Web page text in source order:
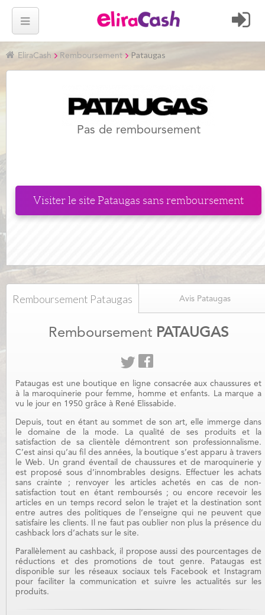
EliraCash Remboursement Pataugas
Pas de remboursement
Visiter le site Pataugas sans remboursement
Remboursement Pataugas Avis Pataugas
Remboursement PATAUGAS
Pataugas est une boutique en ligne consacrée aux chaussures et
à la maroquinerie pour femme, homme et enfants. La marque a
vu le jour en 1950 grâce à René Elissabide.
Depuis, tout en étant au sommet de son art, elle immerge dans
le domaine de la mode. La qualité de ses produits et la
satisfaction de sa clientèle démontrent son professionnalisme.
C’est ainsi qu’au fil des années, la boutique s’est apparu à travers
le Web. Un grand éventail de chaussures et de maroquinerie y
est proposé sous d’innombrables designs. Effectuer les achats
sans crainte ; renvoyer les articles achetés en cas de non-
satisfaction tout en étant remboursés ; ou encore recevoir les
articles en un temps record selon le trajet et la destination sont
entre autres des politiques de l’enseigne qui ne peuvent que
satisfaire les clients. Il ne faut pas oublier non plus la présence du
cashback lors d’achats sur le site.
Parallèlement au cashback, il propose aussi des pourcentages de
réductions et des promotions de tout genre. Pataugas est
disponible sur les réseaux sociaux tels Facebook et Instagram
pour faciliter la communication et suivre les actualités sur les
produits.